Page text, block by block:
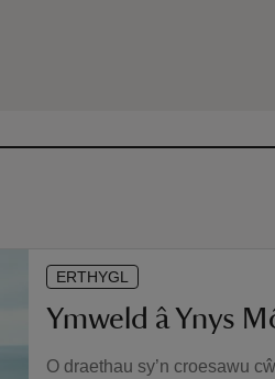
ERTHYGL
Ymweld â Ynys
O draethau sy’n croesawu